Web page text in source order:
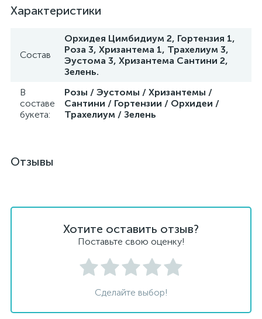
Характеристики
Состав
Орхидея Цимбидиум 2, Гортензия 1,
Роза 3, Хризантема 1, Трахелиум 3,
Эустома 3, Хризантема Сантини 2,
Зелень.
В
составе
букета:
Розы / Эустомы / Хризантемы /
Сантини / Гортензии / Орхидеи /
Трахелиум / Зелень
Отзывы
Хотите оставить отзыв?
Поставьте свою оценку!
Сделайте выбор!
Протея
Подсолнухи
Горшечные растения